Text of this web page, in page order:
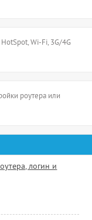
Wi-Fi, 3G/4G
роутера или
логин и